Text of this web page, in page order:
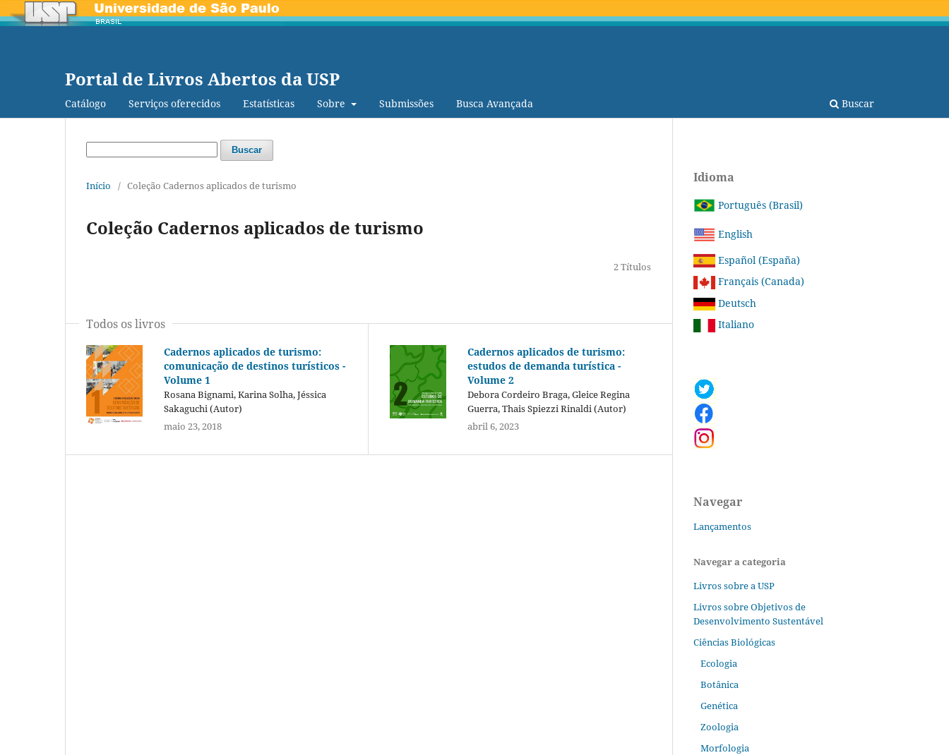
Portal de Livros Abertos da USP
Catálogo Serviços oferecidos Estatísticas Sobre Submissões Busca Avançada Buscar
Buscar
Início / Coleção Cadernos aplicados de turismo
Coleção Cadernos aplicados de turismo
2 Títulos
Todos os livros
Cadernos aplicados de turismo:
comunicação de destinos turísticos -
Volume 1
Rosana Bignami, Karina Solha, Jéssica
Sakaguchi (Autor)
maio 23, 2018
Cadernos aplicados de turismo:
estudos de demanda turística -
Volume 2
Debora Cordeiro Braga, Gleice Regina
Guerra, Thais Spiezzi Rinaldi (Autor)
abril 6, 2023
Idioma
Português (Brasil)
English
Español (España)
Français (Canada)
Deutsch
Italiano
Navegar
Lançamentos
Navegar a categoria
Livros sobre a USP
Livros sobre Objetivos de
Desenvolvimento Sustentável
Ciências Biológicas
Ecologia
Botânica
Genética
Zoologia
Morfologia